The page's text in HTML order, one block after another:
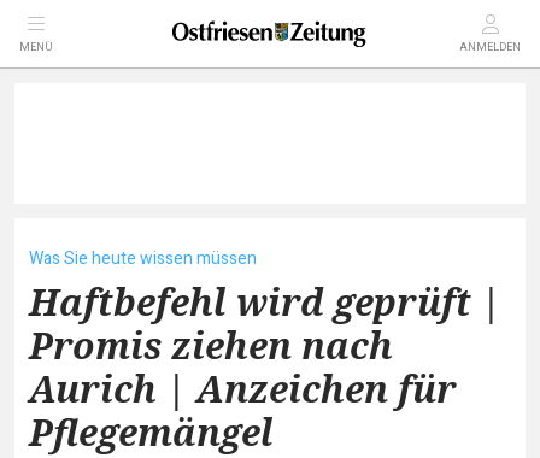
MENÜ ANMELDEN
Was Sie heute wissen müssen
Haftbefehl wird geprüft |
Promis ziehen nach
Aurich | Anzeichen für
Pflegemängel